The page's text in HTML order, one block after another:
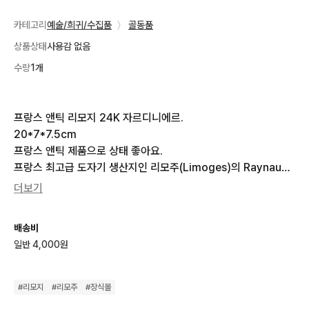
카테고리 예술/희귀/수집품 〉
골동품
상품상태사용감 없음
수량1개
프랑스 앤틱 리모지 24K 자르디니에르.
20*7*7.5cm
프랑스 앤틱 제품으로 상태 좋아요.
프랑스 최고급 도자기 생산지인 리모주(Limoges)의 Raynaud
공방에서 제작된 정통 앤틱 자르디니에르(장식 볼)입니다.
희소성이 있는 고가의 장식볼 입니다.
더보기
배송비
일반 4,000원
#리모지 #리모주 #장식볼